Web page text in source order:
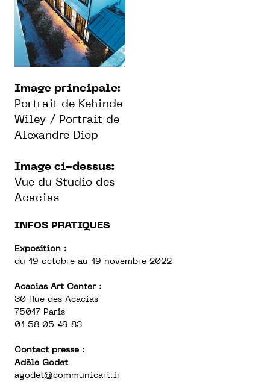
Image principale:
Portrait de Kehinde
Wiley / Portrait de
Alexandre Diop
Image ci-dessus:
Vue du Studio des
Acacias
INFOS PRATIQUES
Exposition :
du 19 octobre au 19 novembre 2022
Acacias Art Center :
30 Rue des Acacias
75017 Paris
01 58 05 49 83
Contact presse :
Adèle Godet
agodet@communicart.fr